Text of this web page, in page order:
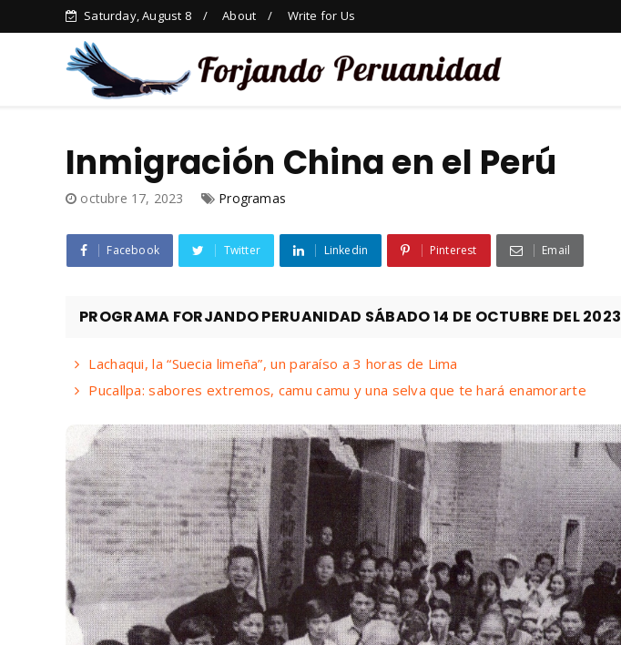
Saturday, August 8 About Write for Us
Inmigración China en el Perú
octubre 17, 2023 Programas
Facebook Twitter Linkedin Pinterest Email
PROGRAMA FORJANDO PERUANIDAD SÁBADO 14 DE OCTUBRE DEL 2023
Lachaqui, la “Suecia limeña”, un paraíso a 3 horas de Lima
Pucallpa: sabores extremos, camu camu y una selva que te hará enamorarte